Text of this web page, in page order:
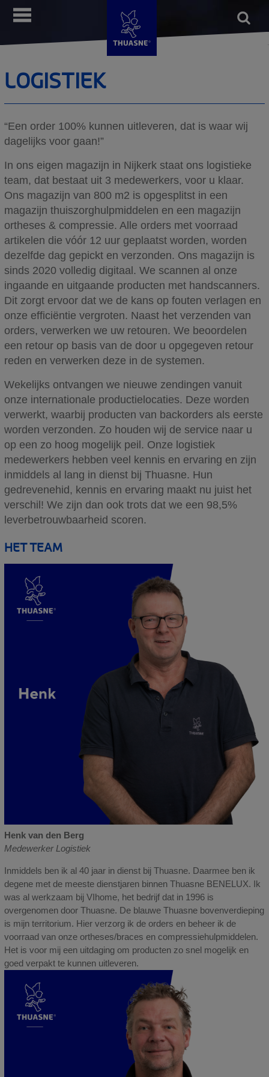
Overslaan
gaan
Open
form Menu Voer
LOGISTIEK
“Een order 100% kunnen uitleveren, dat is waar wij
dagelijks voor gaan!”
In ons eigen magazijn in Nijkerk staat ons logistieke
team, dat bestaat uit 3 medewerkers, voor u klaar.
Ons magazijn van 800 m2 is opgesplitst in een
magazijn thuiszorghulpmiddelen en een magazijn
ortheses & compressie. Alle orders met voorraad
artikelen die vóór 12 uur geplaatst worden, worden
dezelfde dag gepickt en verzonden. Ons magazijn is
sinds 2020 volledig digitaal. We scannen al onze
ingaande en uitgaande producten met handscanners.
Dit zorgt ervoor dat we de kans op fouten verlagen en
onze efficiëntie vergroten. Naast het verzenden van
orders, verwerken we uw retouren. We beoordelen
een retour op basis van de door u opgegeven retour
reden en verwerken deze in de systemen.
Wekelijks ontvangen we nieuwe zendingen vanuit
onze internationale productielocaties. Deze worden
verwerkt, waarbij producten van backorders als eerste
worden verzonden. Zo houden wij de service naar u
op een zo hoog mogelijk peil. Onze logistiek
medewerkers hebben veel kennis en ervaring en zijn
inmiddels al lang in dienst bij Thuasne. Hun
gedrevenehid, kennis en ervaring maakt nu juist het
verschil! We zijn dan ook trots dat we een 98,5%
leverbetrouwbaarheid scoren.
HET TEAM
Henk van den Berg
Medewerker Logistiek
Inmiddels ben ik al 40 jaar in dienst bij Thuasne. Daarmee ben ik
degene met de meeste dienstjaren binnen Thuasne BENELUX. Ik
was al werkzaam bij VIhome, het bedrijf dat in 1996 is
overgenomen door Thuasne. De blauwe Thuasne bovenverdieping
is mijn territorium. Hier verzorg ik de orders en beheer ik de
voorraad van onze ortheses/braces en compressiehulpmiddelen.
Het is voor mij een uitdaging om producten zo snel mogelijk en
goed verpakt te kunnen uitleveren.